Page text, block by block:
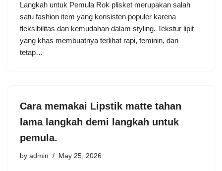
Langkah untuk Pemula Rok plisket merupakan salah
satu fashion item yang konsisten populer karena
fleksibilitas dan kemudahan dalam styling. Tekstur lipit
yang khas membuatnya terlihat rapi, feminin, dan
tetap…
Cara memakai Lipstik matte tahan
lama langkah demi langkah untuk
pemula.
by admin May 25, 2026